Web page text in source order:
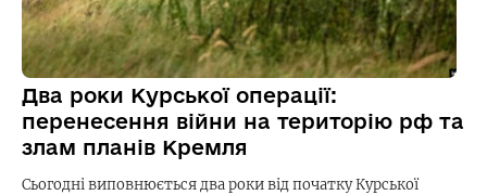
Два роки Курської операції:
перенесення війни на територію рф та
злам планів Кремля
Сьогодні виповнюється два роки від початку Курської